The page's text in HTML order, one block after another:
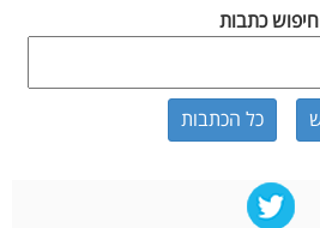
חיפוש כתבות
כל הכתבות